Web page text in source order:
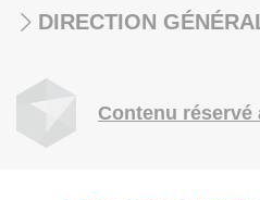
DIRECTION
Contenu réservé